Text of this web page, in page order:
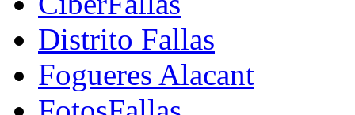
Distrito Fallas
Fogueres Alacant